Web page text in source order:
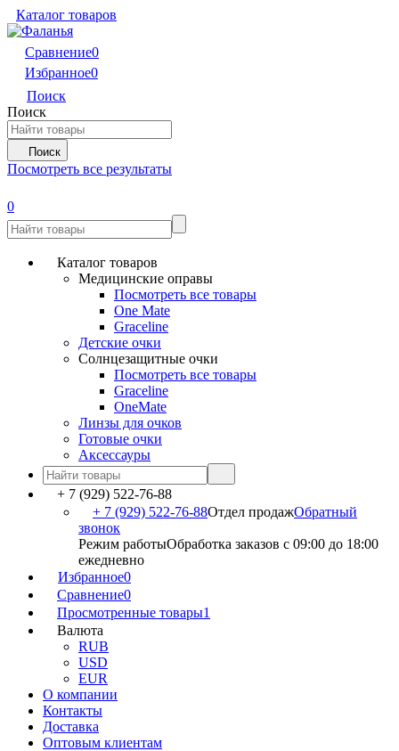
Каталог товаров
Сравнение0
Избранное0
Поиск
Поиск
Поиск
Посмотреть все результаты
0
Каталог товаров
Медицинские оправы
Посмотреть все товары
One Mate
Graceline
Детские очки
Солнцезащитные очки
Посмотреть все товары
Graceline
OneMate
Линзы для очков
Готовые очки
Аксессауры
+ 7 (929) 522-76-88
+ 7 (929) 522-76-88Отдел продажОбратный
звонок
Режим работыОбработка заказов с 09:00 до 18:00
ежедневно
Избранное0
Сравнение0
Просмотренные товары1
Валюта
RUB
USD
EUR
О компании
Контакты
Доставка
Оптовым клиентам